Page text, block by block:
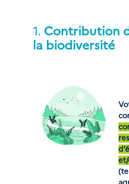
1. Contribution
la biodiversité
et/